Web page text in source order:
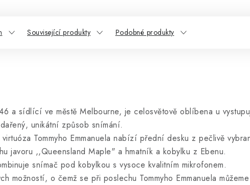
Související produkty Podobné produkty
a sídlící ve městě Melbourne, je celosvětově oblíbena u
unikátní způsob snímání.
Tommyho Emmanuela nabízí přední desku z pečlivě
javoru ,,Queensland Maple" a hmatník a kobylku z Ebenu.
snímač pod kobylkou s vysoce kvalitním mikrofonem.
možností, o čemž se při poslechu Tommyho Emmanuela